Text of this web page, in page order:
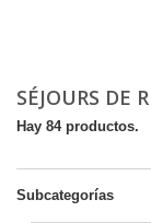
SÉJOURS DE
Hay 84 productos.
Subcategorías